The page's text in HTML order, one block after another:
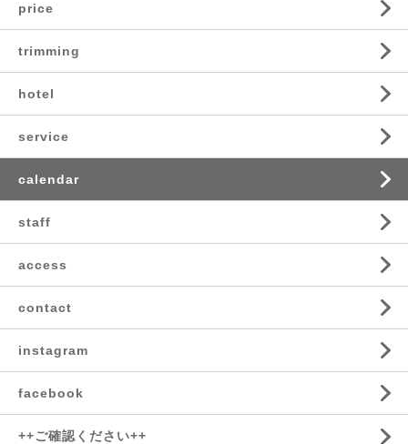
price
trimming
hotel
service
calendar
staff
access
contact
instagram
facebook
++ご確認ください++